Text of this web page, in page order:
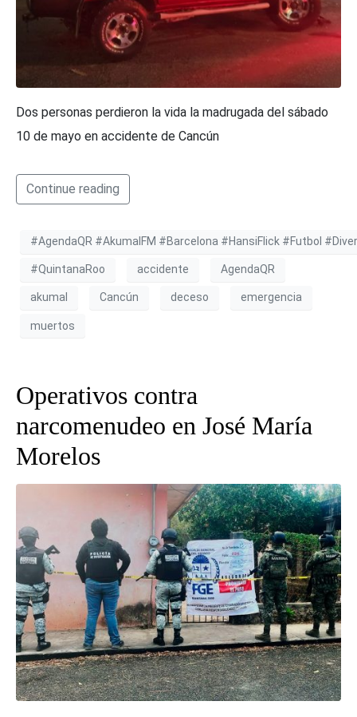
Dos personas perdieron la vida la madrugada del sábado
10 de mayo en accidente de Cancún
Continue reading
#AgendaQR #AkumalFM #Barcelona #HansiFlick #Futbol
#QuintanaRoo accidente AgendaQR
akumal Cancún deceso emergencia
muertos
Operativos contra
narcomenudeo en José María
Morelos